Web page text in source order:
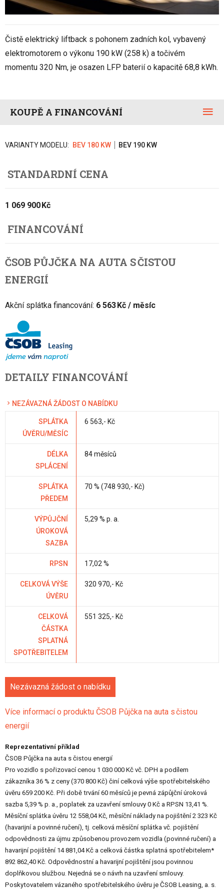
Čistě elektrický liftback s pohonem zadních kol, vybavený
elektromotorem o výkonu 190 kW (258 k) a točivém
momentu 320 Nm, je osazen LFP baterií o kapacitě 68,8 kWh.
KOUPĚ A FINANCOVÁNÍ
VARIANTY MODELU: BEV 180 KW BEV 190 KW
STANDARDNÍ CENA
1 069 900 Kč
FINANCOVÁNÍ
ČSOB PŮJČKA NA AUTA S ČISTOU
ENERGIÍ
Akční splátka financování: 6 563 Kč / měsíc
DETAILY FINANCOVÁNÍ
NEZÁVAZNÁ ŽÁDOST O NABÍDKU
SPLÁTKA
ÚVĚRU/MĚSÍC
6 563,- Kč
DÉLKA
SPLÁCENÍ
84 měsíců
SPLÁTKA
PŘEDEM
70 % (748 930,- Kč)
VÝPŮJČNÍ
ÚROKOVÁ
SAZBA
5,29 % p. a.
RPSN 17,02 %
CELKOVÁ VÝŠE
ÚVĚRU
320 970,- Kč
CELKOVÁ
ČÁSTKA
SPLATNÁ
SPOTŘEBITELEM
551 325,- Kč
Nezávazná žádost o nabídku
Více informací o produktu ČSOB Půjčka na auta s čistou
energií
Reprezentativní příklad
ČSOB Půjčka na auta s čistou energií
Pro vozidlo s pořizovací cenou 1 030 000 Kč vč. DPH a podílem
zákazníka 36 % z ceny (370 800 Kč) činí celková výše spotřebitelského
úvěru 659 200 Kč. Při době trvání 60 měsíců je pevná zápůjční úroková
sazba 5,39 % p. a., poplatek za uzavření smlouvy 0 Kč a RPSN 13,41 %.
Měsíční splátka úvěru 12 558,04 Kč, měsíční náklady na pojištění 2 323 Kč
(havarijní a povinné ručení), tj. celková měsíční splátka vč. pojištění
odpovědnosti za újmu způsobenou provozem vozidla (povinné ručení) a
havarijní pojištění 14 881,04 Kč a celková částka splatná spotřebitelem*
892 862,40 Kč. Odpovědnostní a havarijní pojištění jsou povinnou
doplňkovou službou. Nejedná se o návrh na uzavření smlouvy.
Poskytovatelem vázaného spotřebitelského úvěru je ČSOB Leasing, a. s.